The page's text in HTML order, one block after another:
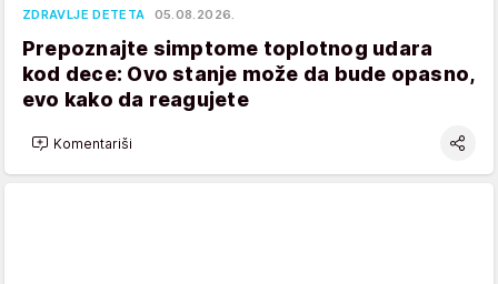
ZDRAVLJE DETETA 05.08.2026.
Prepoznajte simptome toplotnog udara
kod dece: Ovo stanje može da bude opasno,
evo kako da reagujete
Komentariši